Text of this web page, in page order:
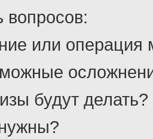
вопросов:
или операция
будут делать?